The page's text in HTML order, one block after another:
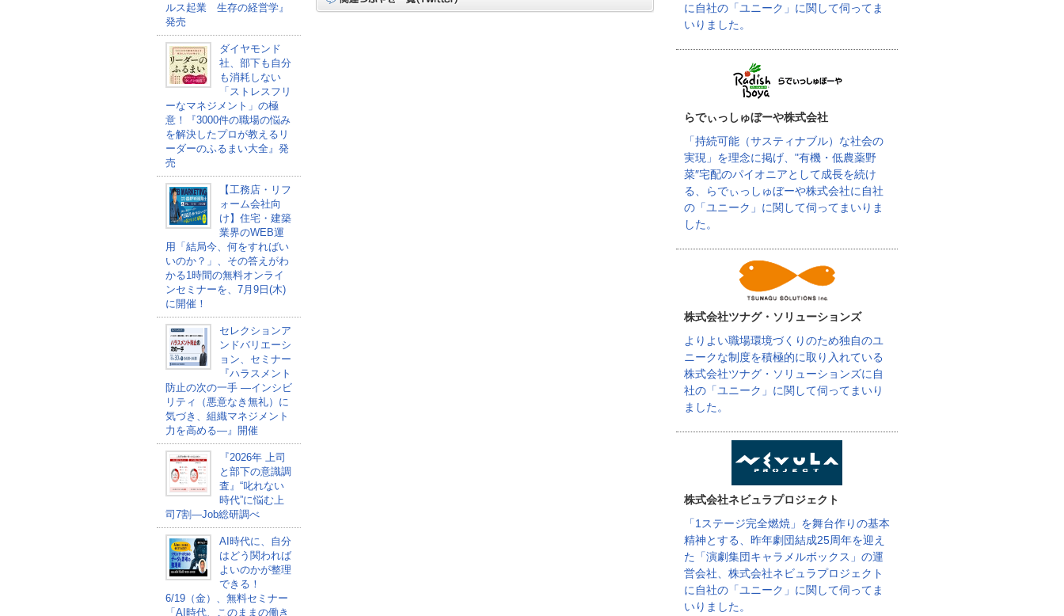
ルス起業 生存の経営学』
発売
ダイヤモンド
社、部下も自分
も消耗しない
「ストレスフリ
ーなマネジメント」の極
意！『3000件の職場の悩み
を解決したプロが教えるリ
ーダーのふるまい大全』発
売
【工務店・リフ
ォーム会社向
け】住宅・建築
業界のWEB運
用「結局今、何をすればい
いのか？」、その答えがわ
かる1時間の無料オンライ
ンセミナーを、7月9日(木)
に開催！
セレクションア
ンドバリエーシ
ョン、セミナー
『ハラスメント
防止の次の一手 ―インシビ
リティ（悪意なき無礼）に
気づき、組織マネジメント
力を高める―』開催
『2026年 上司
と部下の意識調
査』“叱れない
時代”に悩む上
司7割―Job総研調べ
AI時代に、自分
はどう関われば
よいのかが整理
できる！
6/19（金）、無料セミナー
「AI時代、このままの働き
に自社の「ユニーク」に関して伺ってま
いりました。
らでぃっしゅぼーや株式会社
「持続可能（サスティナブル）な社会の
実現」を理念に掲げ、"有機・低農薬野
菜″宅配のパイオニアとして成長を続け
る、らでぃっしゅぼーや株式会社に自社
の「ユニーク」に関して伺ってまいりま
した。
株式会社ツナグ・ソリューションズ
よりよい職場環境づくりのため独自のユ
ニークな制度を積極的に取り入れている
株式会社ツナグ・ソリューションズに自
社の「ユニーク」に関して伺ってまいり
ました。
株式会社ネビュラプロジェクト
「1ステージ完全燃焼」を舞台作りの基本
精神とする、昨年劇団結成25周年を迎え
た「演劇集団キャラメルボックス」の運
営会社、株式会社ネビュラプロジェクト
に自社の「ユニーク」に関して伺ってま
いりました。